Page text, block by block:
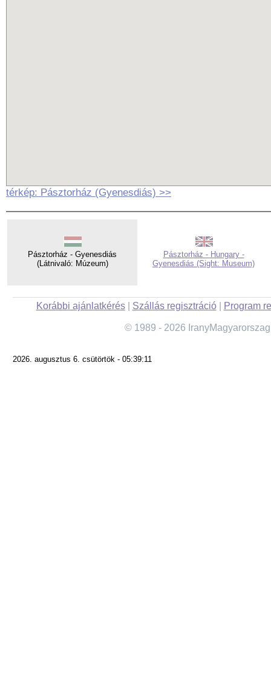
térkép: Pásztorház (Gyenesdiás) >>
Pásztorház - Gyenesdiás
(Látnivaló: Múzeum)
Pásztorház - Hungary -
Gyenesdiás (Sight: Museum)
Korábbi ajánlatkérés| Szállás regisztráció| Program
© 1989 - 2026
2026. augusztus 6. csütörtök - 05:39:11